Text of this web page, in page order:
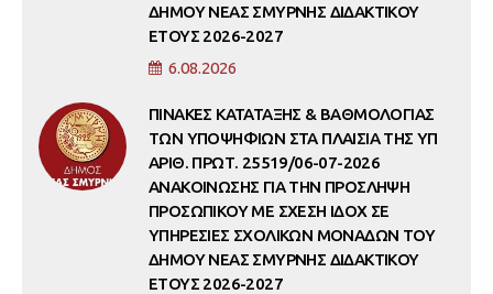
ΔΗΜΟΥ ΝΕΑΣ ΣΜΥΡΝΗΣ ΔΙΔΑΚΤΙΚΟΥ
ΕΤΟΥΣ 2026-2027
6.08.2026
ΠΙΝΑΚΕΣ ΚΑΤΑΤΑΞΗΣ & ΒΑΘΜΟΛΟΓΙΑΣ
ΤΩΝ ΥΠΟΨΗΦΙΩΝ ΣΤΑ ΠΛΑΙΣΙΑ ΤΗΣ ΥΠ
ΑΡΙΘ. ΠΡΩΤ. 25519/06-07-2026
ΑΝΑΚΟΙΝΩΣΗΣ ΓΙΑ ΤΗΝ ΠΡΟΣΛΗΨΗ
ΠΡΟΣΩΠΙΚΟΥ ΜΕ ΣΧΕΣΗ ΙΔΟΧ ΣΕ
ΥΠΗΡΕΣΙΕΣ ΣΧΟΛΙΚΩΝ ΜΟΝΑΔΩΝ ΤΟΥ
ΔΗΜΟΥ ΝΕΑΣ ΣΜΥΡΝΗΣ ΔΙΔΑΚΤΙΚΟΥ
ΕΤΟΥΣ 2026-2027